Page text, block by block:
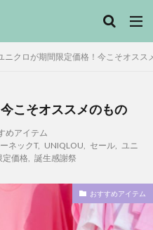
ニクロが期間限定価格！今こそオスス
こそオススメのもの
めアイテム
ネックT, UNIQLOU セール,
ユニ
定価格
誕生感謝祭
おすすめアイテム